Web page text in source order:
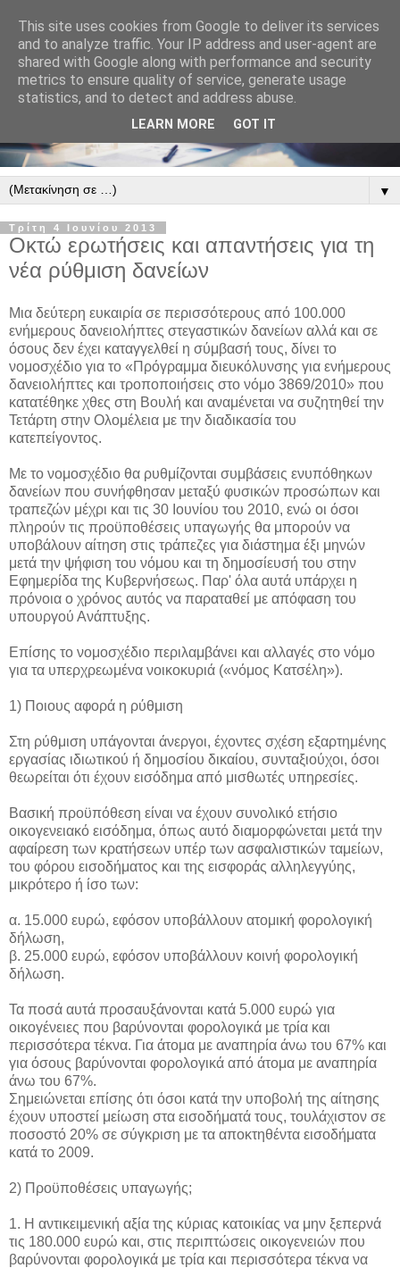
▼
Τρίτη 4 Ιουνίου 2013
Οκτώ ερωτήσεις και απαντήσεις για τη
νέα ρύθμιση δανείων
Μια δεύτερη ευκαιρία σε περισσότερους από 100.000
ενήμερους δανειολήπτες στεγαστικών δανείων αλλά και σε
όσους δεν έχει καταγγελθεί η σύμβασή τους, δίνει το
νομοσχέδιο για το «Πρόγραμμα διευκόλυνσης για ενήμερους
δανειολήπτες και τροποποιήσεις στο νόμο 3869/2010» που
κατατέθηκε χθες στη Βουλή και αναμένεται να συζητηθεί την
Τετάρτη στην Ολομέλεια με την διαδικασία του
κατεπείγοντος.
Με το νομοσχέδιο θα ρυθμίζονται συμβάσεις ενυπόθηκων
δανείων που συνήφθησαν μεταξύ φυσικών προσώπων και
τραπεζών μέχρι και τις 30 Ιουνίου του 2010, ενώ οι όσοι
πληρούν τις προϋποθέσεις υπαγωγής θα μπορούν να
υποβάλουν αίτηση στις τράπεζες για διάστημα έξι μηνών
μετά την ψήφιση του νόμου και τη δημοσίευσή του στην
Εφημερίδα της Κυβερνήσεως. Παρ' όλα αυτά υπάρχει η
πρόνοια ο χρόνος αυτός να παραταθεί με απόφαση του
υπουργού Ανάπτυξης.
Επίσης το νομοσχέδιο περιλαμβάνει και αλλαγές στο νόμο
για τα υπερχρεωμένα νοικοκυριά («νόμος Κατσέλη»).
1) Ποιους αφορά η ρύθμιση
Στη ρύθμιση υπάγονται άνεργοι, έχοντες σχέση εξαρτημένης
εργασίας ιδιωτικού ή δημοσίου δικαίου, συνταξιούχοι, όσοι
θεωρείται ότι έχουν εισόδημα από μισθωτές υπηρεσίες.
Βασική προϋπόθεση είναι να έχουν συνολικό ετήσιο
οικογενειακό εισόδημα, όπως αυτό διαμορφώνεται μετά την
αφαίρεση των κρατήσεων υπέρ των ασφαλιστικών ταμείων,
του φόρου εισοδήματος και της εισφοράς αλληλεγγύης,
μικρότερο ή ίσο των:
α. 15.000 ευρώ, εφόσον υποβάλλουν ατομική φορολογική
δήλωση,
β. 25.000 ευρώ, εφόσον υποβάλλουν κοινή φορολογική
δήλωση.
Τα ποσά αυτά προσαυξάνονται κατά 5.000 ευρώ για
οικογένειες που βαρύνονται φορολογικά με τρία και
περισσότερα τέκνα. Για άτομα με αναπηρία άνω του 67% και
για όσους βαρύνονται φορολογικά από άτομα με αναπηρία
άνω του 67%.
Σημειώνεται επίσης ότι όσοι κατά την υποβολή της αίτησης
έχουν υποστεί μείωση στα εισοδήματά τους, τουλάχιστον σε
ποσοστό 20% σε σύγκριση με τα αποκτηθέντα εισοδήματα
κατά το 2009.
2) Προϋποθέσεις υπαγωγής;
1. Η αντικειμενική αξία της κύριας κατοικίας να μην ξεπερνά
τις 180.000 ευρώ και, στις περιπτώσεις οικογενειών που
βαρύνονται φορολογικά με τρία και περισσότερα τέκνα να
This site uses cookies from Google to deliver its services
and to analyze traffic. Your IP address and user-agent are
shared with Google along with performance and security
metrics to ensure quality of service, generate usage
statistics, and to detect and address abuse.
LEARN MORE GOT IT